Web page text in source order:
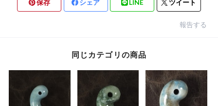
保存 シェア LINE ツイート
報告する
同じカテゴリの商品